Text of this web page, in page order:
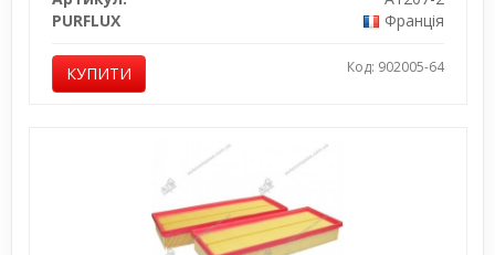
PURFLUX
Франція
КУПИТИ Код: 902005-64